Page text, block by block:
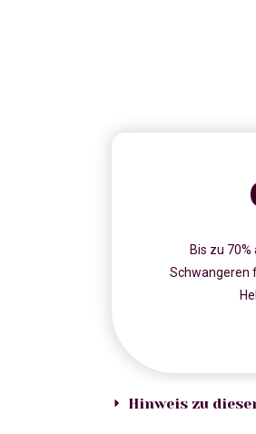
Bis zu
Schwangeren
Hinweis zu